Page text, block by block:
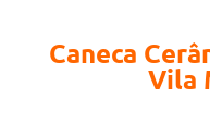
Caneca
Vila